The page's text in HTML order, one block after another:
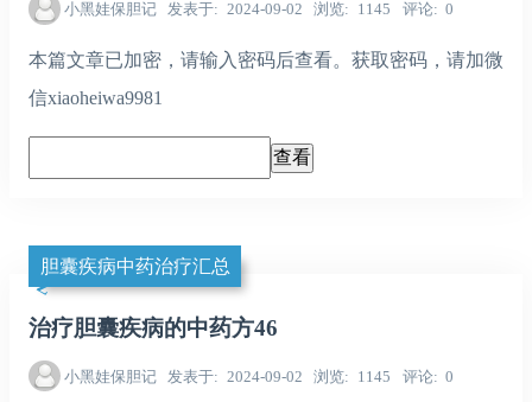
小黑娃保胆记 发表于 2024-09-02 浏览 1145 评论 0
本篇文章已加密，请输入密码后查看。获取密码，请加微
信xiaoheiwa9981
胆囊疾病中药治疗汇总
治疗胆囊疾病的中药方46
小黑娃保胆记 发表于 2024-09-02 浏览 1145 评论 0